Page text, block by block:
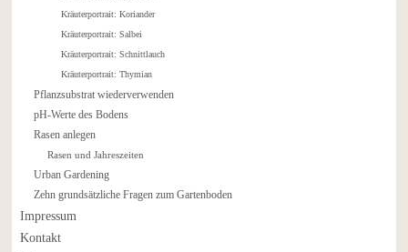
Kräuterportrait: Koriander
Kräuterportrait: Salbei
Kräuterportrait: Schnittlauch
Kräuterportrait: Thymian
Pflanzsubstrat wiederverwenden
pH-Werte des Bodens
Rasen anlegen
Rasen und Jahreszeiten
Urban Gardening
Zehn grundsätzliche Fragen zum Gartenboden
Impressum
Kontakt